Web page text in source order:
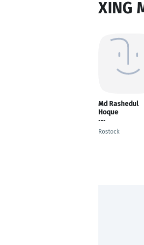
XING
Md Rashedul
Hoque
---
Rostock